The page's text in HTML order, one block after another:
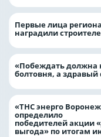
Первые лица региона
наградили
«Побеждать должна
болтовня, а
«ТНС энерго
определило
победителей акции
выгода» по итогам